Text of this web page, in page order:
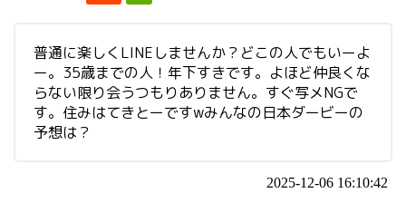
普通に楽しくLINEしませんか？どこの人でもいーよ
ー。35歳までの人！年下すきです。よほど仲良くな
らない限り会うつもりありません。すぐ写メNGで
す。住みはてきとーですwみんなの日本ダービーの
予想は？
2025-12-06 16:10:42